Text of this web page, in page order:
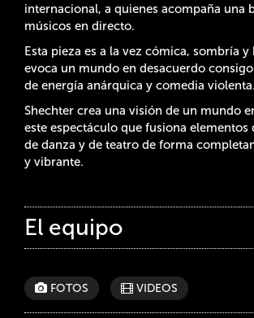
internacional, a quienes acompaña una
músicos en directo.
Esta pieza es a la vez cómica, sombría y
evoca un mundo en desacuerdo
de energía anárquica y comedia violenta.
Shechter crea una visión de un mundo
este espectáculo que fusiona elementos
de danza y de teatro de forma
y vibrante.
El equipo
FOTOS VIDEOS